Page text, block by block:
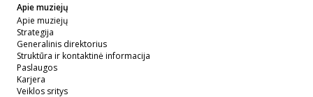
Apie muziejų
Apie muziejų
Strategija
Generalinis direktorius
Struktūra ir kontaktinė informacija
Paslaugos
Karjera
Veiklos sritys